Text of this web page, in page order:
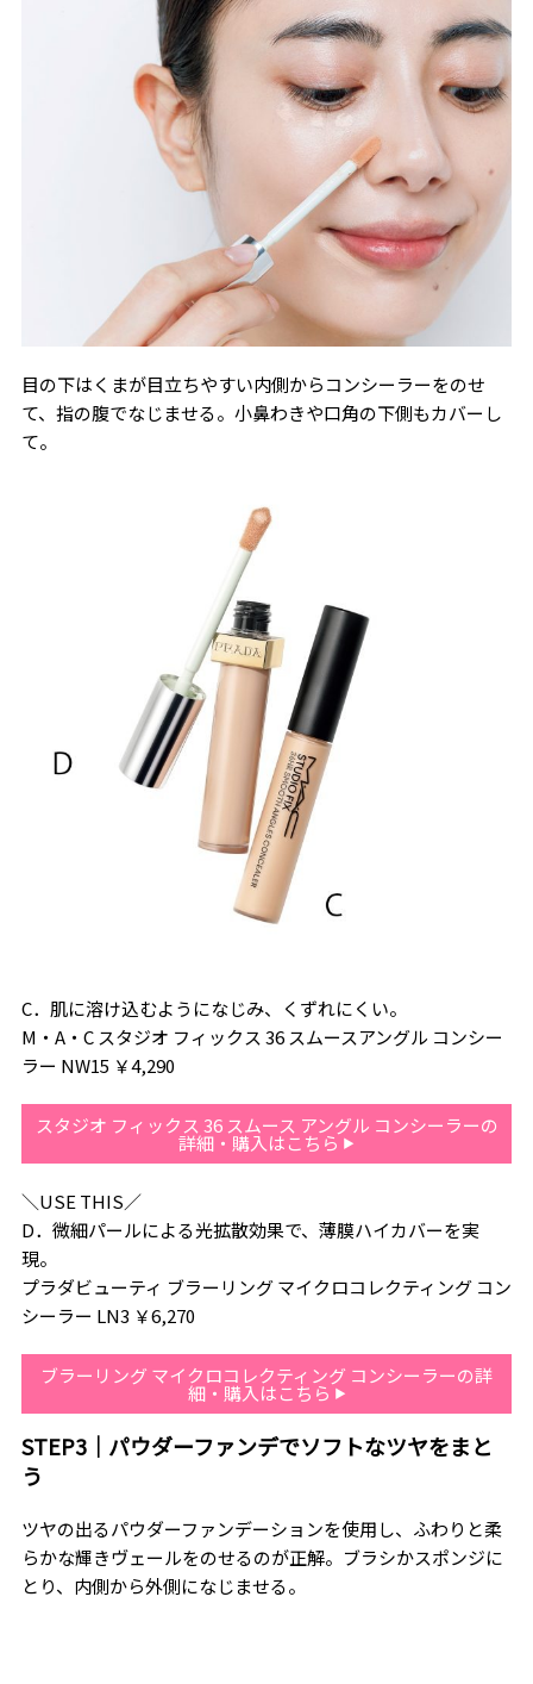
目の下はくまが目立ちやすい内側からコンシーラーをのせ
て、指の腹でなじませる。小鼻わきや口角の下側もカバーし
て。
C．肌に溶け込むようになじみ、くずれにくい。
M・A・C スタジオ フィックス 36 スムースアングル コンシー
ラー NW15 ￥4,290
スタジオ フィックス 36 スムース アングル コンシーラーの
詳細・購入はこちら
＼USE THIS／
D．微細パールによる光拡散効果で、薄膜ハイカバーを実
現。
プラダビューティ ブラーリング マイクロコレクティング コン
シーラー LN3 ￥6,270
ブラーリング マイクロコレクティング コンシーラーの詳
細・購入はこちら
STEP3｜パウダーファンデでソフトなツヤをまと
う
ツヤの出るパウダーファンデーションを使用し、ふわりと柔
らかな輝きヴェールをのせるのが正解。ブラシかスポンジに
とり、内側から外側になじませる。